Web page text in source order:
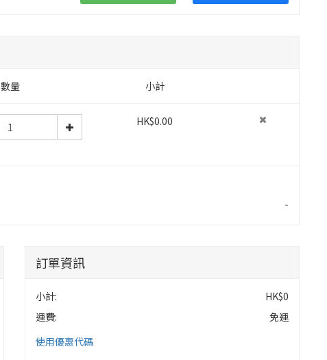
數量 小計
HK$0.00
-
訂單資訊
小計:
HK$0
運費:
免運
使用優惠代碼